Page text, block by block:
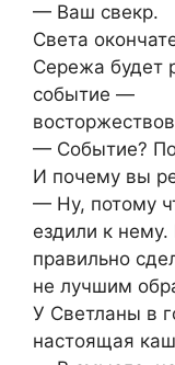
— Ваш свекр.
Света
Сережа будет
событие —
— Событие?
И почему вы
— Ну, потому
ездили к нему.
правильно
не лучшим
У Светланы в
настоящая